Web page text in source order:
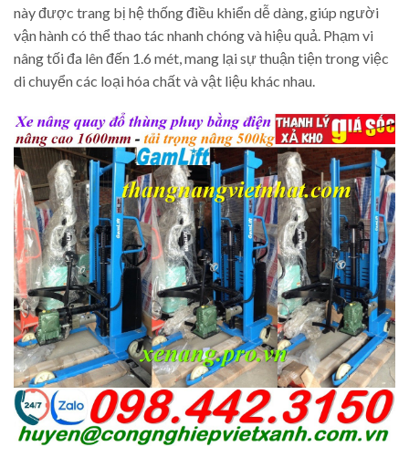
này được trang bị hệ thống điều khiển dễ dàng, giúp người
vận hành có thể thao tác nhanh chóng và hiệu quả. Phạm vi
nâng tối đa lên đến 1.6 mét, mang lại sự thuận tiện trong việc
di chuyển các loại hóa chất và vật liệu khác nhau.